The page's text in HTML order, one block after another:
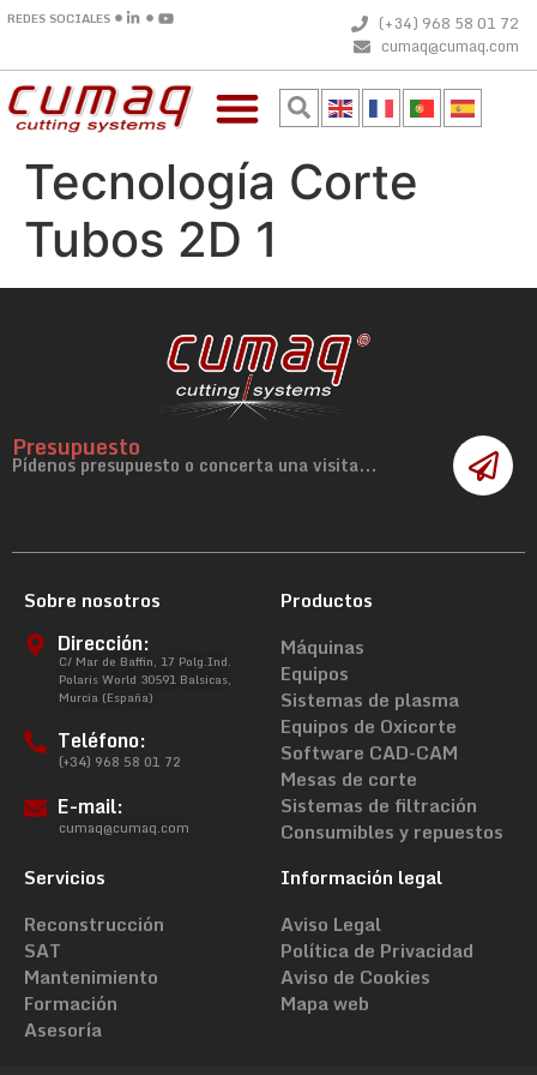
REDES SOCIALES
(+34) 968 58 01 72
cumaq@cumaq.com
Tecnología Corte
Tubos 2D 1
Presupuesto
Pídenos presupuesto o concerta una visita...
Sobre nosotros
Dirección:
C/ Mar de Baffin, 17 Polg.Ind.
Polaris World 30591 Balsicas,
Murcia (España)
Teléfono:
(+34) 968 58 01 72
E-mail:
cumaq@cumaq.com
Productos
Máquinas
Equipos
Sistemas de plasma
Equipos de Oxicorte
Software CAD-CAM
Mesas de corte
Sistemas de filtración
Consumibles y repuestos
Servicios
Reconstrucción
SAT
Mantenimiento
Formación
Asesoría
Información legal
Aviso Legal
Política de Privacidad
Aviso de Cookies
Mapa web